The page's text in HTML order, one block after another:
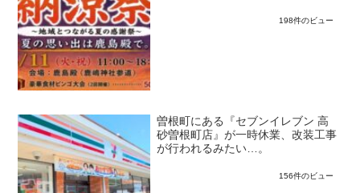
198件のビュー
曽根町にある『セブンイレブン 高
砂曽根町店』が一時休業、改装工事
が行われるみたい…。
156件のビュー